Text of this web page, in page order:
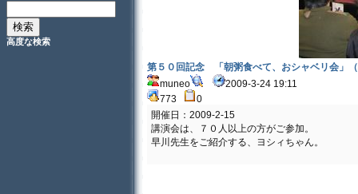
高度な検索
第５０回記念 「朝粥食べて、おシャベリ会」
muneo
2009-3-24 19:11
773
0
開催日：2009-2-15
講演会は、７０人以上の方がご参加。
早川先生をご紹介する、ヨシィちゃん。